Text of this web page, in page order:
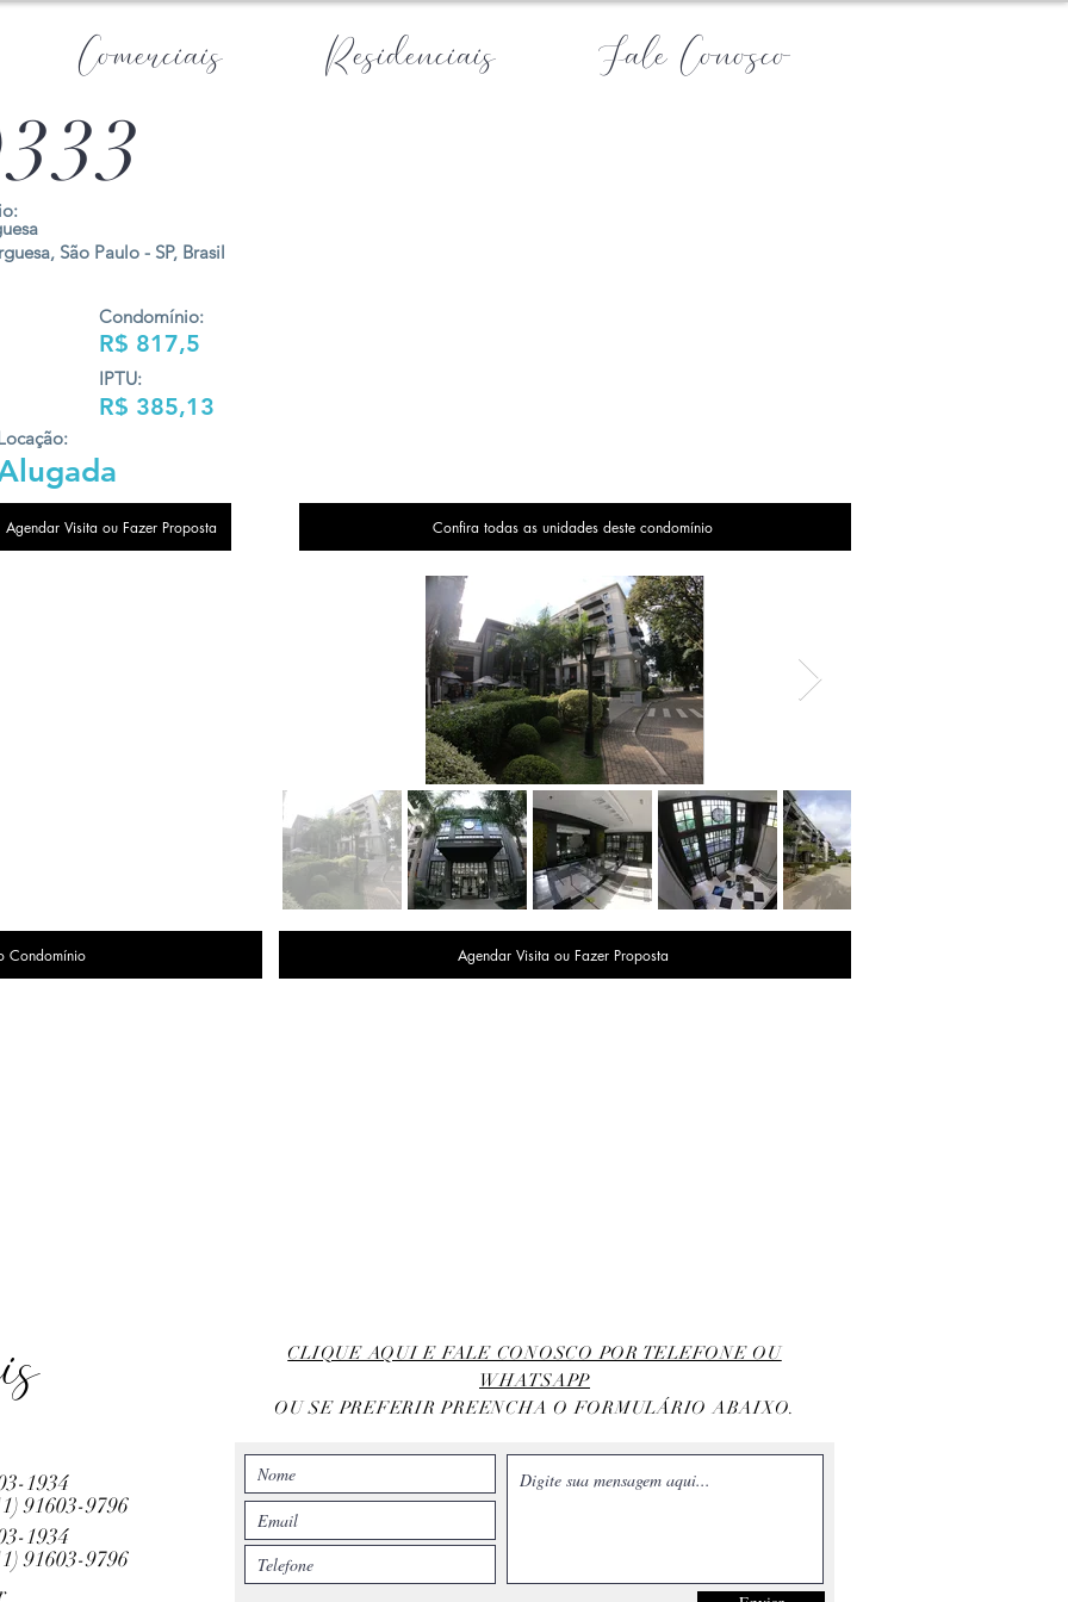
Comerciais Residenciais Fale Conosco
Condomínio:
R$ 817,5
IPTU:
R$ 385,13
São Paulo - SP, Brasil
Agendar Visita ou Fazer Proposta Confira todas as unidades deste condomínio
Condomínio Agendar Visita ou Fazer Proposta
1934
91603-9796
1934
91603-9796
CLIQUE AQUI E FALE CONOSCO POR TELEFONE OU
WHATSAPP
OU SE PREFERIR PREENCHA O FORMULÁRIO ABAIXO.